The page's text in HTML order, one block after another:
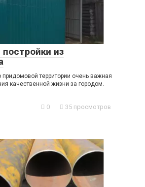
из
придомовой территории очень важная
качественной жизни за городом.
0 35 просмотров